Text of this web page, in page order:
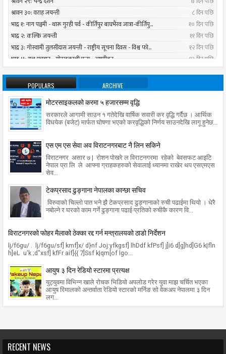
POPULARS ARCHIVE
मोटरसाइकलको करमा ५ हजारसम्म वृद्धि
सरकारले आगामी साउन १ गतेदेखि वार्षिक सवारी कर वृद्धि गर्दैछ । आर्थिक
विधयेक (बजेट) मार्फत घोषणा भएको करवृद्धिको निर्णय साउनदेखि लागू हुनेछ...
एस एम एस सेवा अव विराटनगरबाट नै लिन सकिने
विराटनगर असार ७ | रोशन पोखरे ल विराटनगरमा रहेको बेवसफट आइटि
नेपाल प्रा लि ले आफ्ना ग्राहकहरुको सेवालाई ध्यानमा राखेर थप एसएमएस
सेव...
टेकप्रसाद ढुङ्गाना नेपालका कान्छा सचिव
विरुवाको चिल्लो पात भने झै टेकप्रसाद ढुङ्गानाको रुची पढाईमा थियो । धेरै
नबोल्ने र घरको काम गर्ने ढुङ्गाना पढाई प्रतिको रुचीकै कारण वि...
विराटनगरको फोहर मैलाको ठेक्का रद्द गर्न मन्त्रालयको ठाडो निर्देशन
lj/f6gu/ . lj/f6gu/sf] kmf]x/ d}nf Joj:yfkgsf] lhDdf kfPsf] j]i6 d]g]hd]G6 k|fln
h]eL u'k ;d"xsf] kfFr aif]{{ 7]Ssf k|qm[of lgo...
आयुष ३ दिन रेडियो स्टारमा प्रत्यक्ष
युट्युवमा विभिन्न खाले रोचक भिडियो अपलोड गरेर युवा माझ चर्चित भएका
आयुष रिमालको अन्तर्वाता रेडियो स्टारको मर्निङ सो वेकअप नेपालमा ३ दिन
लग...
RECENT NEWS